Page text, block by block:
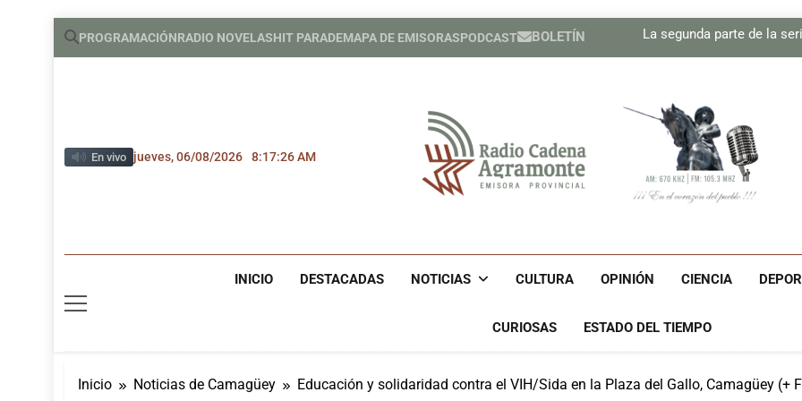
Saltar
PROGRAMACIÓNRADIO NOVELASHIT PARADEMAPA DE EMISORASPODCAST BOLETÍN
La segunda parte de la
Cubano Ronald
La segunda parte de la
Cubano Ronald
Estados Unidos ha
En vivo jueves, 06/08/2026 8:17:28 AM
Radio Cadena
INICIO DESTACADAS NOTICIAS CULTURA OPINIÓN CIENCIA
CURIOSAS ESTADO DEL TIEMPO
Inicio Noticias de Camagüey Educación y solidaridad contra el VIH/Sida en la Plaza del Gallo, Camagüey (+